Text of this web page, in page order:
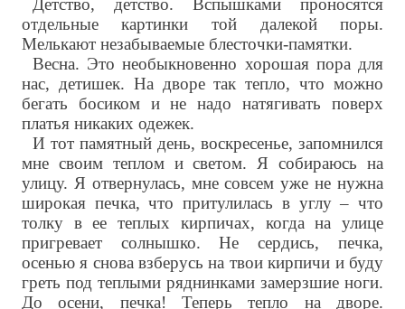
отдельные картинки той далекой поры.
Мелькают незабываемые блесточки-памятки.
Весна. Это необыкновенно хорошая пора для
нас, детишек. На дворе так тепло, что можно
бегать босиком и не надо натягивать поверх
платья никаких одежек.
И тот памятный день, воскресенье, запомнился
мне своим теплом и светом. Я собираюсь на
улицу. Я отвернулась, мне совсем уже не нужна
широкая печка, что притулилась в углу – что
толку в ее теплых кирпичах, когда на улице
пригревает солнышко. Не сердись, печка,
осенью я снова взберусь на твои кирпичи и буду
греть под теплыми ряднинками замерзшие ноги.
До осени, печка! Теперь тепло на дворе.